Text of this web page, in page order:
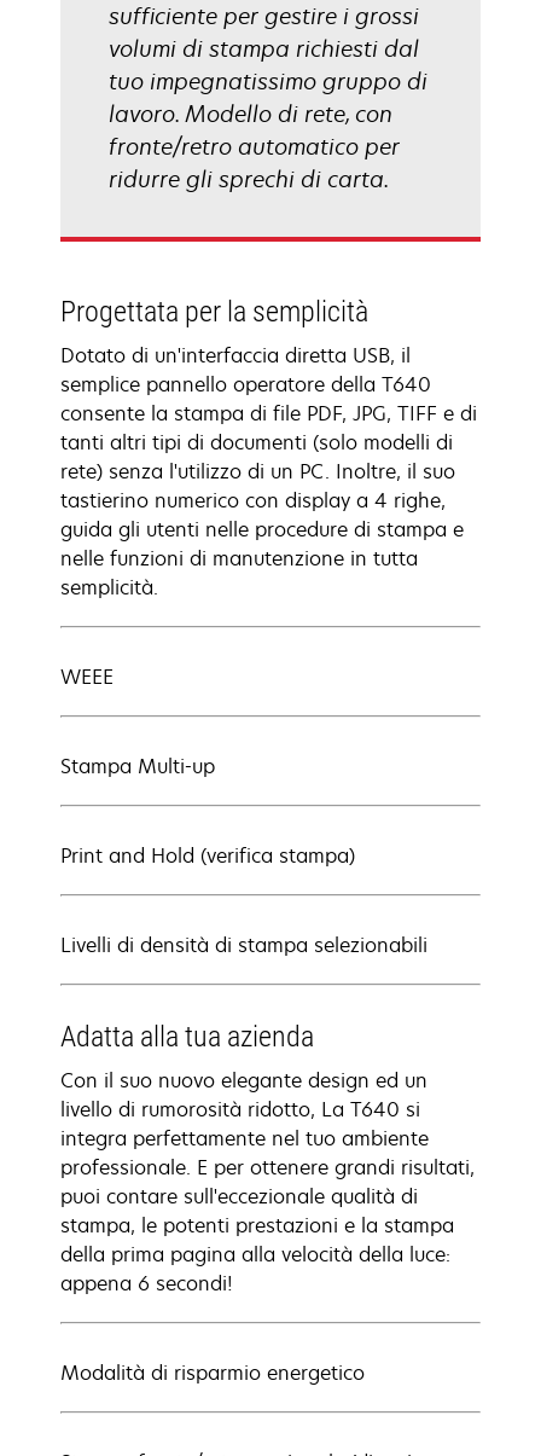
sufficiente per gestire i grossi
volumi di stampa richiesti dal
tuo impegnatissimo gruppo di
lavoro. Modello di rete, con
fronte/retro automatico per
ridurre gli sprechi di carta.
Progettata per la semplicità
Dotato di un'interfaccia diretta USB, il
semplice pannello operatore della T640
consente la stampa di file PDF, JPG, TIFF e di
tanti altri tipi di documenti (solo modelli di
rete) senza l'utilizzo di un PC. Inoltre, il suo
tastierino numerico con display a 4 righe,
guida gli utenti nelle procedure di stampa e
nelle funzioni di manutenzione in tutta
semplicità.
WEEE
Stampa Multi-up
Print and Hold (verifica stampa)
Livelli di densità di stampa selezionabili
Adatta alla tua azienda
Con il suo nuovo elegante design ed un
livello di rumorosità ridotto, La T640 si
integra perfettamente nel tuo ambiente
professionale. E per ottenere grandi risultati,
puoi contare sull'eccezionale qualità di
stampa, le potenti prestazioni e la stampa
della prima pagina alla velocità della luce:
appena 6 secondi!
Modalità di risparmio energetico